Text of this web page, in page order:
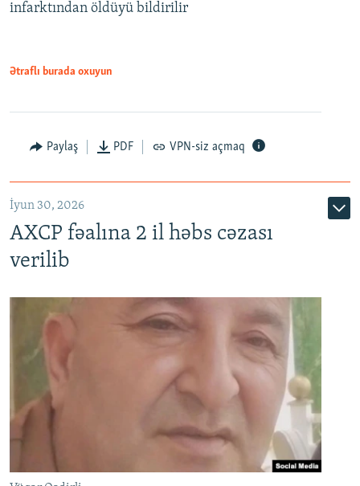
infarktından öldüyü bildirilir
Ətraflı burada oxuyun
Paylaş PDF VPN-siz açmaq
İyun 30, 2026
AXCP fəalına 2 il həbs cəzası
verilib